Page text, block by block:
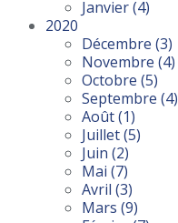
Janvier(4)
2020
Décembre (3)
Novembre (4)
Octobre (5)
Septembre (4)
Août(1)
Juillet(5)
Juin (2)
Mai (7)
Avril (3)
Mars (9)